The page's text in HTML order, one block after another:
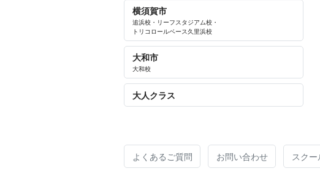
横須賀市
追浜校・ リーフスタジアム校・
トリコロールベース久里浜校
大和市
大和校
大人クラス
よくあるご質問 お問い合わせ スク